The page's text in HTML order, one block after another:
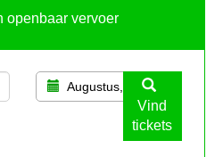
openbaar vervoer
Augustus, 11
Vind
tickets